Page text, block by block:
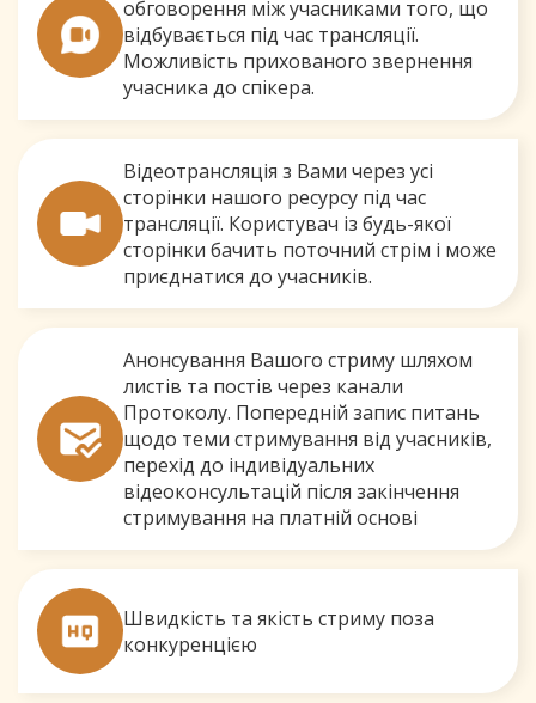
обговорення між учасниками того, що
відбувається під час трансляції.
Можливість прихованого звернення
учасника до спікера.
Відеотрансляція з Вами через усі
сторінки нашого ресурсу під час
трансляції. Користувач із будь-якої
сторінки бачить поточний стрім і може
приєднатися до учасників.
Анонсування Вашого стриму шляхом
листів та постів через канали
Протоколу. Попередній запис питань
щодо теми стримування від учасників,
перехід до індивідуальних
відеоконсультацій після закінчення
стримування на платній основі
Швидкість та якість стриму поза
конкуренцією